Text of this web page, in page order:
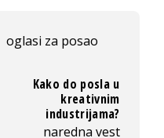
oglasi za posao
Kako do posla u
kreativnim
industrijama?
naredna vest